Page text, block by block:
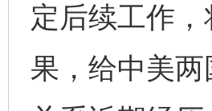
定后续工作
果，给中美两